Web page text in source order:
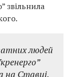
звільнила
людей
на Ставці,